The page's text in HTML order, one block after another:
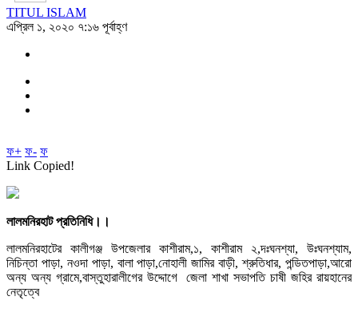
TITUL ISLAM
এপ্রিল ১, ২০২০ ৭:১৬ পূর্বাহ্ণ
ফ+ ফ- ফ
Link Copied!
লালমনিরহাট প্রতিনিধি।।
লালমনিরহাটের কালীগঞ্জ উপজেলার কাশীরাম,১, কাশীরাম ২,দঃঘনশ্যা, উঃঘনশ্যাম,
নিচিন্তা পাড়া, নওদা পাড়া, বালা পাড়া,নোহালী জামির বাড়ী, শ্রুতিধার, পন্ডিতপাড়া,আরো
অন্য অন্য গ্রামে,বাস্তুহারালীগের উদ্দোগে জেলা শাখা সভাপতি চাষী জহির রায়হানের
নেতৃত্বে